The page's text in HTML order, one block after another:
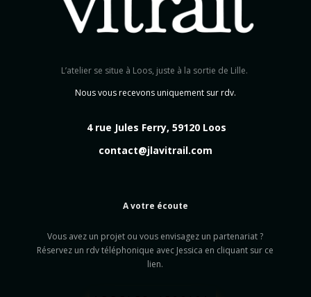
L’atelier se situe à Loos, juste à la sortie de Lille.
Nous vous recevons uniquement sur rdv.
4 rue Jules Ferry, 59120 Loos
contact@jlavitrail.com
A votre écoute
Vous avez un projet ou vous envisagez un partenariat ?
Réservez un rdv téléphonique avec Jessica en cliquant sur ce
lien.